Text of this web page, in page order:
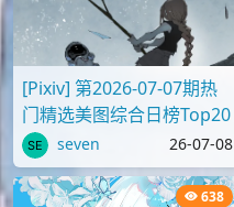
[Pixiv] 第2026-07-07期热
门精选美图综合日榜Top20
seven 26-07-08
638